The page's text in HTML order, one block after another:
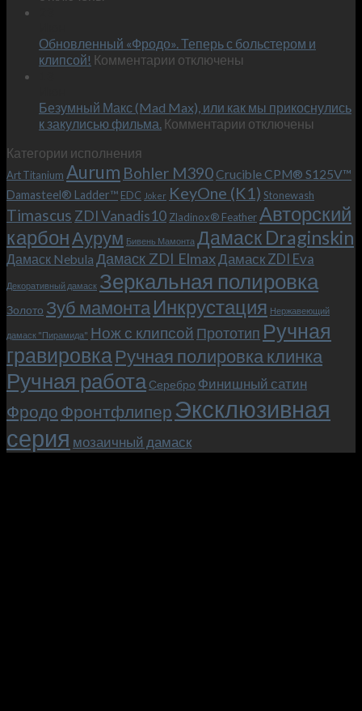
–
и
KeyOne
Обновленный «Фродо». Теперь с больстером и
клипсой! Комментарии к
«Фродо».
Теперь
и
клипсой!
отключены
Безумный Макс (Mad Max), или как мы прикоснулись
к закулисью фильма. Комментарии к
Макс
(Mad
Max),
или
как
мы
прикоснулись
к
фильма.
отключены
Категории исполнения
Art Titanium Aurum Bohler M390Crucible CPM® S125V™
Damasteel® Ladder™ EDC Joker KeyOne (K1) Stonewash
Timascus ZDI Vanadis10 Zladinox® FeatherАвторский
карбонАурум Бивень Мамонта Дамаск Draginskin
Дамаск Nebula Дамаск ZDI ElmaxДамаск ZDI Eva
Декоративный дамаск Зеркальная полировка
Золото Зуб мамонтаИнкрустация Нержавеющий
дамаск "Пирамида" Нож с клипсой Прототип Ручная
гравировкаРучная полировка клинка
Ручная работа Серебро Финишный сатин
Фродо Фронтфлипер Эксклюзивная
серия мозаичный дамаск